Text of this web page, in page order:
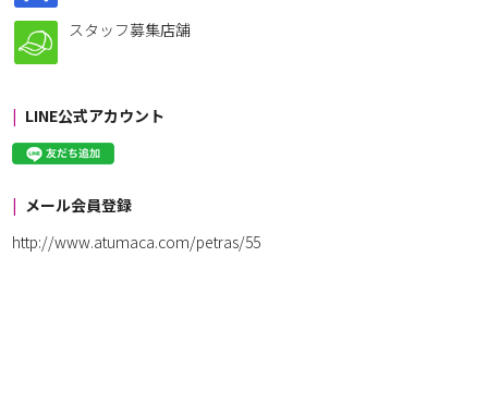
スタッフ募集店舗
LINE公式アカウント
メール会員登録
http://www.atumaca.com/petras/55